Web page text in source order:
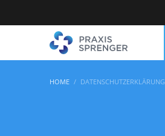
HOME DATENSCHUTZERKLÄRUNG